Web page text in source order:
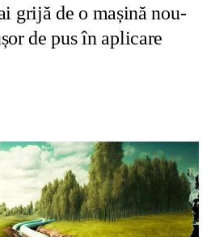
grijă de o mașină nou-
de pus în aplicare